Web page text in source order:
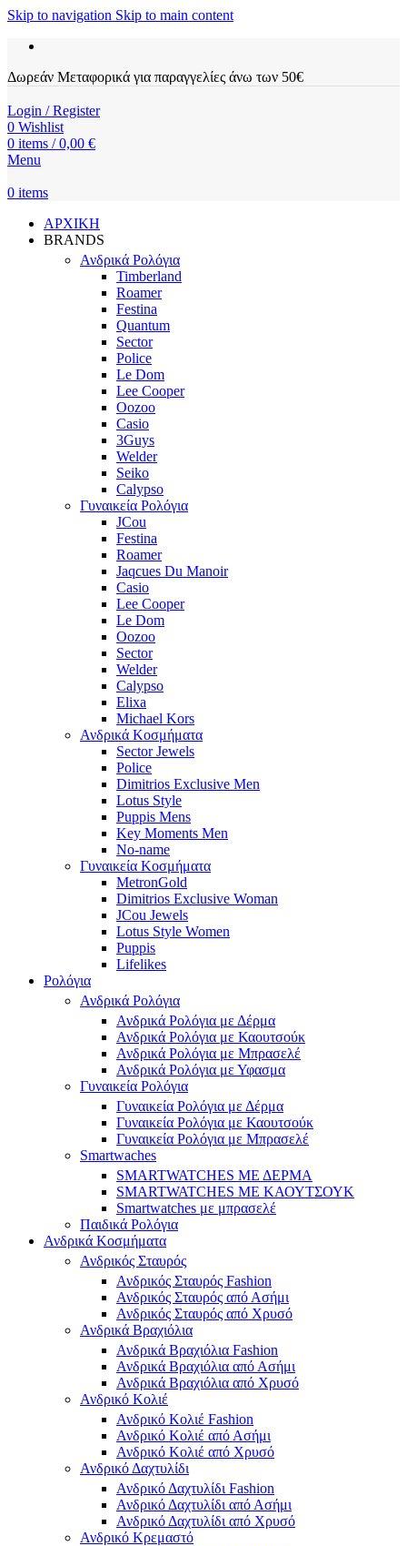
Skip to navigation Skip to main content
Δωρεάν Μεταφορικά για παραγγελίες άνω των 50€
Login / Register
0 Wishlist
0 items / 0,00 €
Menu
0 items
ΑΡΧΙΚΗ
BRANDS
Ανδρικά Ρολόγια
Timberland
Roamer
Festina
Quantum
Sector
Police
Le Dom
Lee Cooper
Oozoo
Casio
3Guys
Welder
Seiko
Calypso
Γυναικεία Ρολόγια
JCou
Festina
Roamer
Jaqcues Du Manoir
Casio
Lee Cooper
Le Dom
Oozoo
Sector
Welder
Calypso
Elixa
Michael Kors
Ανδρικά Κοσμήματα
Sector Jewels
Police
Dimitrios Exclusive Men
Lotus Style
Puppis Mens
Key Moments Men
No-name
Γυναικεία Κοσμήματα
MetronGold
Dimitrios Exclusive Woman
JCou Jewels
Lotus Style Women
Puppis
Lifelikes
Ρολόγια
Ανδρικά Ρολόγια
Ανδρικά Ρολόγια με Δέρμα
Ανδρικά Ρολόγια με Καουτσούκ
Ανδρικά Ρολόγια με Μπρασελέ
Ανδρικά Ρολόγια με Υφασμα
Γυναικεία Ρολόγια
Γυναικεία Ρολόγια με Δέρμα
Γυναικεία Ρολόγια με Καουτσούκ
Γυναικεία Ρολόγια με Μπρασελέ
Smartwaches
SMARTWATCHES ΜΕ ΔΕΡΜΑ
SMARTWATCHES ΜΕ ΚΑΟΥΤΣΟΥΚ
Smartwatches με μπρασελέ
Παιδικά Ρολόγια
Ανδρικά Κοσμήματα
Ανδρικός Σταυρός
Ανδρικός Σταυρός Fashion
Ανδρικός Σταυρός από Ασήμι
Ανδρικός Σταυρός από Χρυσό
Ανδρικά Βραχιόλια
Ανδρικά Βραχιόλια Fashion
Ανδρικά Βραχιόλια από Ασήμι
Ανδρικά Βραχιόλια από Χρυσό
Ανδρικό Κολιέ
Ανδρικό Κολιέ Fashion
Ανδρικό Κολιέ από Ασήμι
Ανδρικό Κολιέ από Χρυσό
Ανδρικό Δαχτυλίδι
Ανδρικό Δαχτυλίδι Fashion
Ανδρικό Δαχτυλίδι από Ασήμι
Ανδρικό Δαχτυλίδι από Χρυσό
Ανδρικό Κρεμαστό